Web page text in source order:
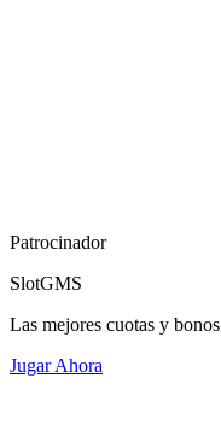
Patrocinador
SlotGMS
Las mejores cuotas y
Jugar Ahora